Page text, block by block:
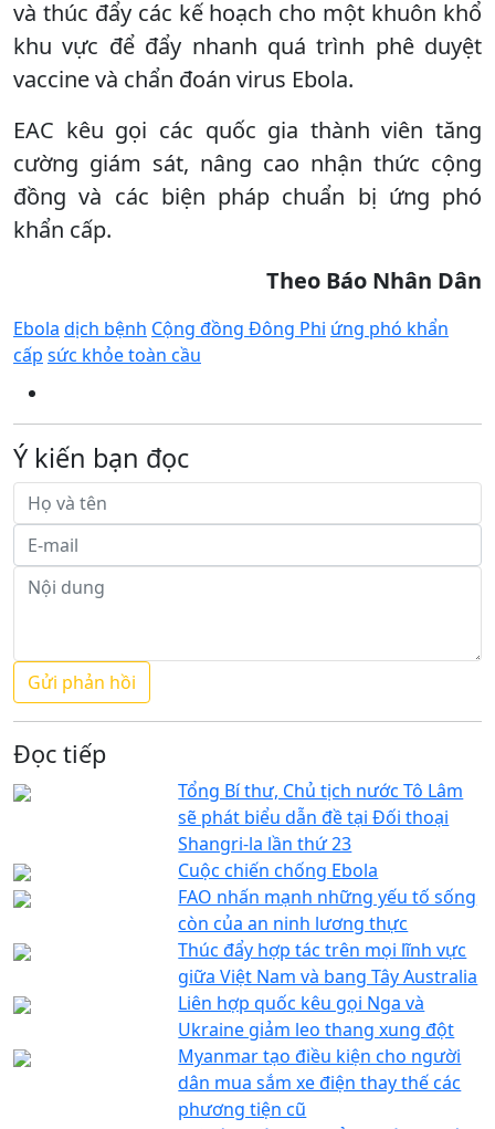
và thúc đẩy các kế hoạch cho một khuôn khổ
khu vực để đẩy nhanh quá trình phê duyệt
vaccine và chẩn đoán virus Ebola.
EAC kêu gọi các quốc gia thành viên tăng
cường giám sát, nâng cao nhận thức cộng
đồng và các biện pháp chuẩn bị ứng phó
khẩn cấp.
Theo Báo Nhân Dân
Ebola dịch bệnh Cộng đồng Đông Phi ứng phó khẩn
cấp sức khỏe toàn cầu
Ý kiến bạn đọc
Đọc tiếp
Tổng Bí thư, Chủ tịch nước Tô Lâm
sẽ phát biểu dẫn đề tại Đối thoại
Shangri-la lần thứ 23
Cuộc chiến chống Ebola
FAO nhấn mạnh những yếu tố sống
còn của an ninh lương thực
Thúc đẩy hợp tác trên mọi lĩnh vực
giữa Việt Nam và bang Tây Australia
Liên hợp quốc kêu gọi Nga và
Ukraine giảm leo thang xung đột
Myanmar tạo điều kiện cho người
dân mua sắm xe điện thay thế các
phương tiện cũ